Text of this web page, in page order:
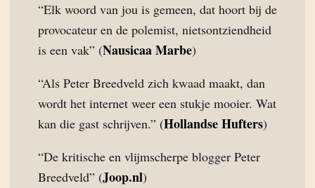
“Elk woord van jou is gemeen, dat hoort bij de
provocateur en de polemist, nietsontziendheid
is een vak” (Nausicaa Marbe)
“Als Peter Breedveld zich kwaad maakt, dan
wordt het internet weer een stukje mooier. Wat
kan die gast schrijven.” (Hollandse Hufters)
“De kritische en vlijmscherpe blogger Peter
Breedveld” (Joop.nl)